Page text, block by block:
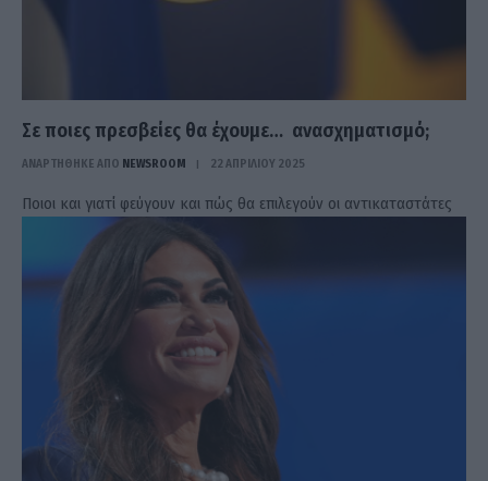
Σε ποιες πρεσβείες θα έχουμε… ανασχηματισμό;
ΑΝΑΡΤΗΘΗΚΕ ΑΠΟ NEWSROOM 22 ΑΠΡΙΛΊΟΥ 2025
Ποιοι και γιατί φεύγουν και πώς θα επιλεγούν οι αντικαταστάτες